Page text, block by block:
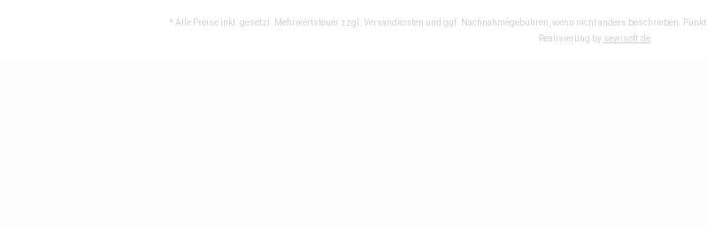
* Alle Preise inkl. gesetzl. Mehrwertsteuer zzgl. Versandkosten und ggf. Nachnahmegebühren, wenn nicht anders beschrieben.
Realisierung by sewisoft.de